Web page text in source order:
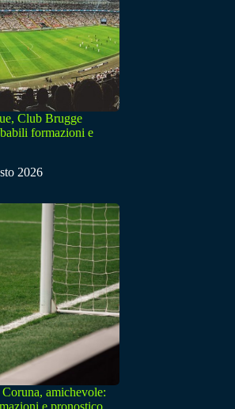
Club Brugge
formazioni e
2026
amichevole: